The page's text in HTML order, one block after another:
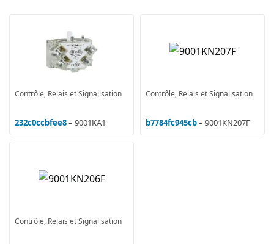
Contrôle, Relais et Signalisation
232c0ccbfee8– 9001KA1
Contrôle, Relais et Signalisation
b7784fc945cb– 9001KN207F
Contrôle, Relais et Signalisation